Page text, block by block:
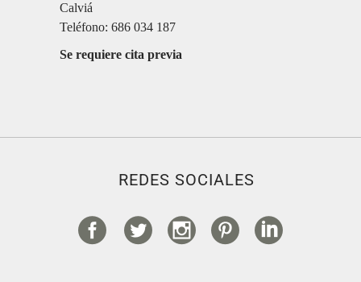
Calviá
Teléfono: 686 034 187
Se requiere cita previa
REDES SOCIALES